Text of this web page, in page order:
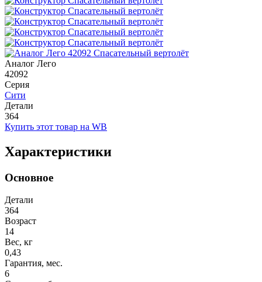
Аналог Лего
42092
Серия
Сити
Детали
364
Купить этот товар на WB
Характеристики
Основное
Детали
364
Возраст
14
Вес, кг
0,43
Гарантия, мес.
6